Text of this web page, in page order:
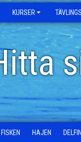
KURSER
FISKEN HAJEN